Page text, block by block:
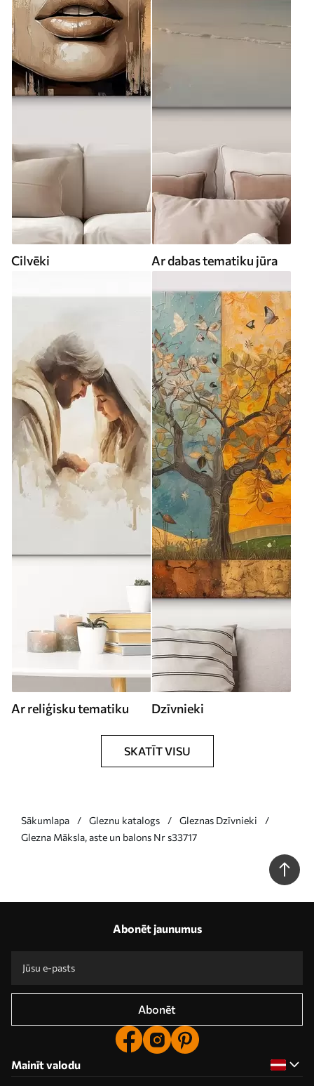
Cilvēki Ar dabas tematiku jūra
Ar reliģisku tematiku Dzīvnieki
SKATĪT VISU
Sākumlapa Gleznu katalogs
Gleznas Dzīvnieki
Glezna Māksla, aste un balons Nr s33717
Abonēt jaunumus
Abonēt
Mainīt valodu